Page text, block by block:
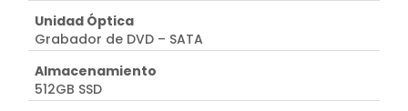
Unidad Óptica
Grabador de DVD – SATA
Almacenamiento
512GB SSD